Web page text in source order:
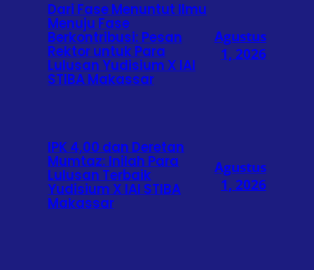
Dari Fase Menuntut Ilmu
Menuju Fase
Berkontribusi: Pesan
Rektor untuk Para
Lulusan Yudisium X IAI
STIBA Makassar
Agustus
1, 2026
IPK 4,00 dan Deretan
Mumtaz: Inilah Para
Lulusan Terbaik
Yudisium X IAI STIBA
Makassar
Agustus
1, 2026